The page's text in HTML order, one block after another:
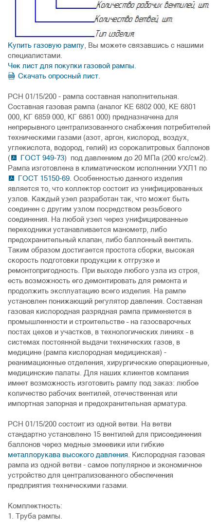
Купить газовую рампу , Вы можете связавшись с нашими
специалистами.
Чек лист для покупки газовой рампы.
Скачать опросный лист.
РСН 01/15/200 - рампа составная наполнительная.
Составная газовая рампа (аналог КЕ 6802 000, КЕ 6801
000, КГ 6859 000, КГ 6861 000) предназначена для
непрерывного централизованного снабжения потребителей
техническими газами (азот, аргон, кислород, воздух,
углекислота, водород, гелий) из сорокалитровых баллонов
(
ГОСТ 949-73) под давлением до 20 МПа (200 кгс/см2).
Рампа изготовлена в климатическом исполнении УХЛ1 по
ГОСТ 15150-69 . Особенностью данного изделия
является то, что коллектор состоит из унифицированных
узлов. Каждый узел разработан так, что может быть
соединен с другим узлом посредством резьбового
соединения. На любой узел через унифицированные
переходники устанавливается манометр, либо
предохранительный клапан, либо баллонный вентиль.
Таким образом достигается простота сборки, высокая
скорость подготовки продукции к отгрузке и
ремонтопригодность. При выходе любого узла из строя,
есть возможность его демонтировать для ремонта и
продолжить эксплуатацию всего изделия. На рампе
установлен понижающий регулятор давления. Составная
газовая кислородная разрядная рампа применяется в
промышленности и строительстве – на газосварочных
постах цехов и участков, в технологических линиях – в
системах постоянной выдачи технических газов, в
медицине (рампа кислородная медицинская) -
реанимационные отделения, хирургические операционные,
медицинские палаты. Для наших клиентов компания
имеет возможность изготовить рампу под заказ: любое
количество рабочих вентилей, отечественная или
импортная запорная и предохранительная арматура.
РСН 01/15/200 состоит из одной ветви. На ветви
стандартно установлено 15 вентилей для присоединения
баллонов через медные змеевики или гибкие
металлорукава высокого давления . Кислородная газовая
рампа из одной ветви - самое популярное и экономичное
устройство для централизованного обеспечения
предприятия техническими газами.
Комплектность:
1. Труба рампы.